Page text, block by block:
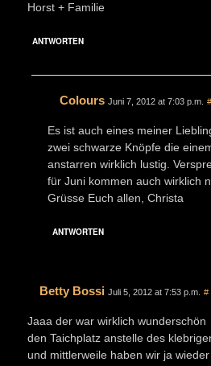
Horst + Familie
ANTWORTEN
Colours Juni 7, 2012 at 7:03 p.m. #
Es ist auch eines meiner
zwei schwarze Knöpfe die
anstarren wirklich lustig.
für Juni kommen auch wirklich
Grüsse Euch allen, Christa
ANTWORTEN
Betty Bossi Juli 5, 2012 at 7:53 p.m. #
Jaaa der war wirklich
den Taichplatz anstelle des
und mittlerweile haben wir ja